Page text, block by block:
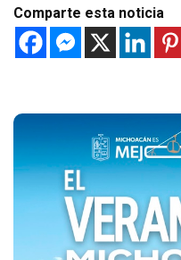
Comparte esta noticia